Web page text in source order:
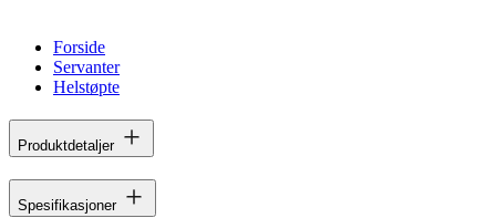
Forside
Servanter
Helstøpte
Produktdetaljer
Spesifikasjoner